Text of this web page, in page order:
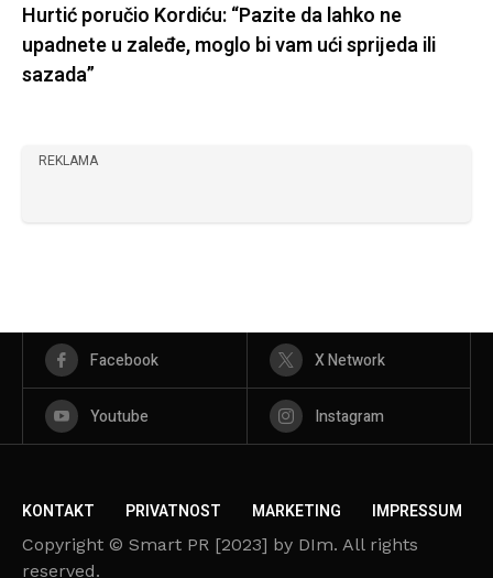
Hurtić poručio Kordiću: “Pazite da lahko ne
upadnete u zaleđe, moglo bi vam ući sprijeda ili
sazada”
REKLAMA
Facebook X Network
Youtube Instagram
KONTAKT PRIVATNOST MARKETING IMPRESSUM
Copyright © Smart PR [2023] by DIm. All rights
reserved.